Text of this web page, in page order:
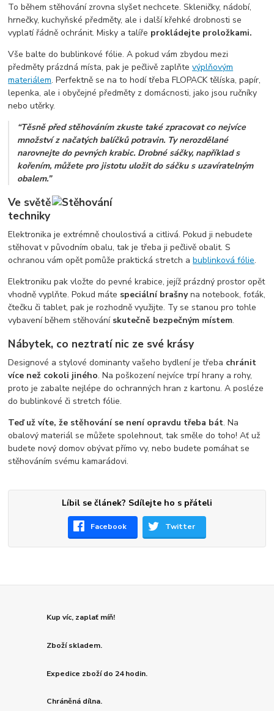
To během stěhování zrovna slyšet nechcete. Skleničky, nádobí,
hrnečky, kuchyňské předměty, ale i další křehké drobnosti se
vyplatí řádně ochránit. Misky a talíře prokládejte proložkami.
Vše balte do bublinkové fólie. A pokud vám zbydou mezi
předměty prázdná místa, pak je pečlivě zaplňtevýplňovým
materiálem. Perfektně se na to hodí třeba FLOPACK tělíska, papír,
lepenka, ale i obyčejné předměty z domácnosti, jako jsou ručníky
nebo utěrky.
“Těsně před stěhováním zkuste také zpracovat co nejvíce
množství z načatých balíčků potravin. Ty nerozdělané
narovnejte do pevných krabic. Drobné sáčky, například s
kořením, můžete pro jistotu uložit do sáčku s uzavíratelným
obalem.”
Ve světě
techniky
Elektronika je extrémně choulostivá a citlivá. Pokud ji nebudete
stěhovat v původním obalu, tak je třeba ji pečlivě obalit. S
ochranou vám opět pomůže praktická stretch abublinková fólie.
Elektroniku pak vložte do pevné krabice, jejíž prázdný prostor opět
vhodně vyplňte. Pokud máte speciální brašnyna notebook, foťák,
čtečku či tablet, pak je rozhodně využijte. Ty se stanou pro tohle
vybavení během stěhování skutečně bezpečným místem.
Nábytek, co neztratí nic ze své krásy
Designové a stylové dominanty vašeho bydlení je třeba chránit
více než cokoli jiného. Na poškození nejvíce trpí hrany a rohy,
proto je zabalte nejlépe do ochranných hran z kartonu. A posléze
do bublinkové či stretch fólie.
Teď už víte, že stěhování se není opravdu třeba bát. Na
obalový materiál se můžete spolehnout, tak směle do toho! Ať už
budete nový domov obývat přímo vy, nebo budete pomáhat se
stěhováním svému kamarádovi.
Líbil se článek? Sdílejte ho s přáteli
Facebook Twitter
Kup víc, zaplať míň!
Zboží skladem.
Expedice zboží do 24 hodin.
Chráněná dílna.